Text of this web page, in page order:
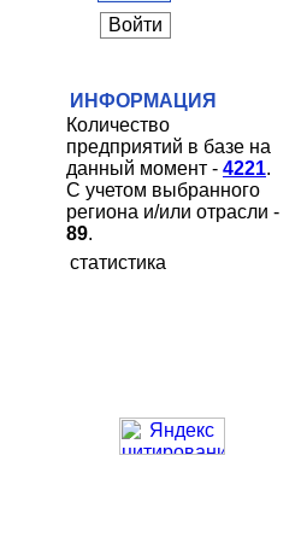
ИНФОРМАЦИЯ
Количество
предприятий в базе на
данный момент - 4221.
С учетом выбранного
региона и/или отрасли -
89.
статистика